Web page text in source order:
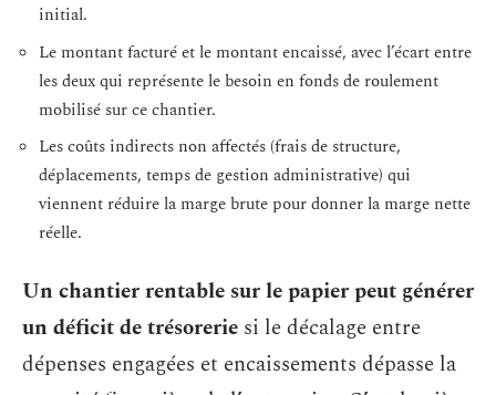
initial.
Le montant facturé et le montant encaissé, avec l’écart entre
les deux qui représente le besoin en fonds de roulement
mobilisé sur ce chantier.
Les coûts indirects non affectés (frais de structure,
déplacements, temps de gestion administrative) qui
viennent réduire la marge brute pour donner la marge nette
réelle.
Un chantier rentable sur le papier peut générer
un déficit de trésorerie si le décalage entre
dépenses engagées et encaissements dépasse la